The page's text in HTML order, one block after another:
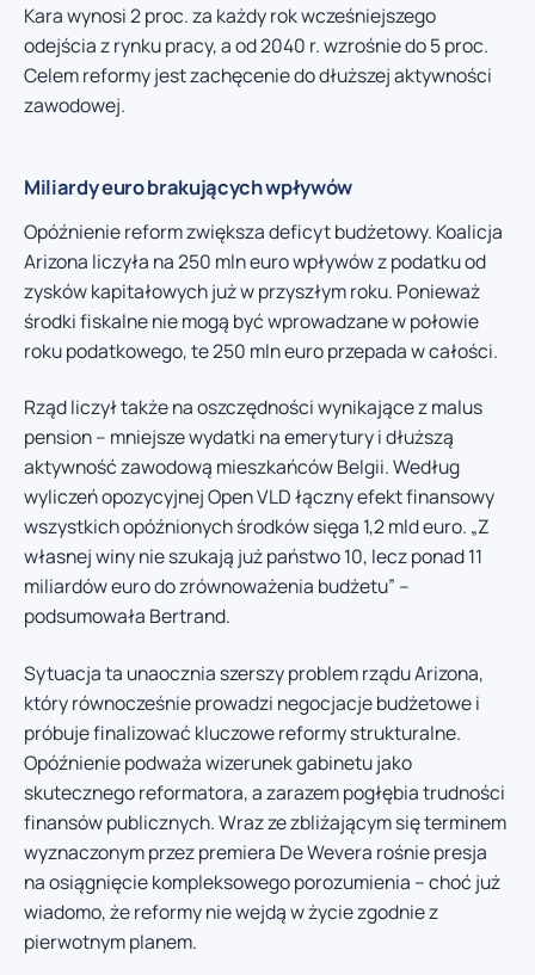
Kara wynosi 2 proc. za każdy rok wcześniejszego
odejścia z rynku pracy, a od 2040 r. wzrośnie do 5 proc.
Celem reformy jest zachęcenie do dłuższej aktywności
zawodowej.
Miliardy euro brakujących wpływów
Opóźnienie reform zwiększa deficyt budżetowy. Koalicja
Arizona liczyła na 250 mln euro wpływów z podatku od
zysków kapitałowych już w przyszłym roku. Ponieważ
środki fiskalne nie mogą być wprowadzane w połowie
roku podatkowego, te 250 mln euro przepada w całości.
Rząd liczył także na oszczędności wynikające z malus
pension – mniejsze wydatki na emerytury i dłuższą
aktywność zawodową mieszkańców Belgii. Według
wyliczeń opozycyjnej Open VLD łączny efekt finansowy
wszystkich opóźnionych środków sięga 1,2 mld euro. „Z
własnej winy nie szukają już państwo 10, lecz ponad 11
miliardów euro do zrównoważenia budżetu” –
podsumowała Bertrand.
Sytuacja ta unaocznia szerszy problem rządu Arizona,
który równocześnie prowadzi negocjacje budżetowe i
próbuje finalizować kluczowe reformy strukturalne.
Opóźnienie podważa wizerunek gabinetu jako
skutecznego reformatora, a zarazem pogłębia trudności
finansów publicznych. Wraz ze zbliżającym się terminem
wyznaczonym przez premiera De Wevera rośnie presja
na osiągnięcie kompleksowego porozumienia – choć już
wiadomo, że reformy nie wejdą w życie zgodnie z
pierwotnym planem.